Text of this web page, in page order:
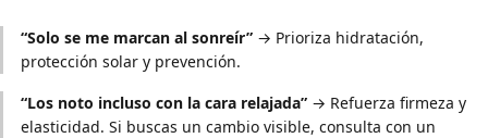
“Solo se me marcan al sonreír”→ Prioriza hidratación,
protección solar y prevención.
“Los noto incluso con la cara relajada”→ Refuerza firmeza y
elasticidad. Si buscas un cambio visible, consulta con un